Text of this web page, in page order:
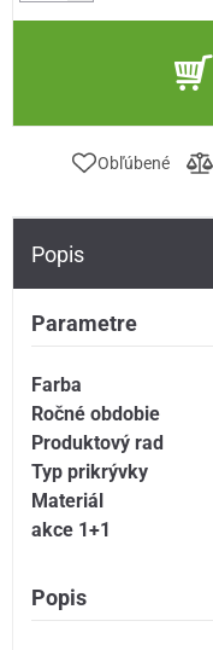
Obľúbené
Popis
Parametre
Farba
Ročné obdobie
Produktový rad
Typ prikrývky
Materiál
akce 1+1
Popis